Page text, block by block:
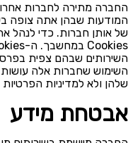
החברה מתירה לחברות
המודעות שבהן אתה צופה
של אותן חברות. כדי לנהל
השירותים שבהם צפית
שלהן ולא למדיניות
אבטחת מידע